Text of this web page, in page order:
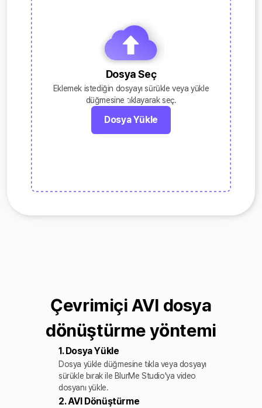
Dosya Seç
Eklemek istediğin dosyayı sürükle veya yükle
düğmesine tıklayarak seç.
Dosya Yükle
Çevrimiçi AVI dosya
dönüştürme yöntemi
1. Dosya Yükle
Dosya yükle düğmesine tıkla veya dosyayı
sürükle bırak ile BlurMe Studio'ya video
dosyanı yükle.
2. AVI Dönüştürme